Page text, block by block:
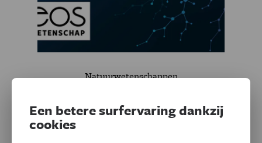
Natuurwetenschappen
Welke veranderingen kunnen het onderwijs beter maken?
Een betere surfervaring dankzij
cookies